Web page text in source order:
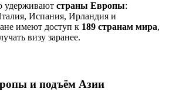
удерживают страны Европы:
Испания, Ирландия и
имеют доступ к 189 странам мира,
визу заранее.
и подъём Азии